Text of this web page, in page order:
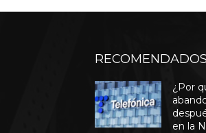
¿Por
en la